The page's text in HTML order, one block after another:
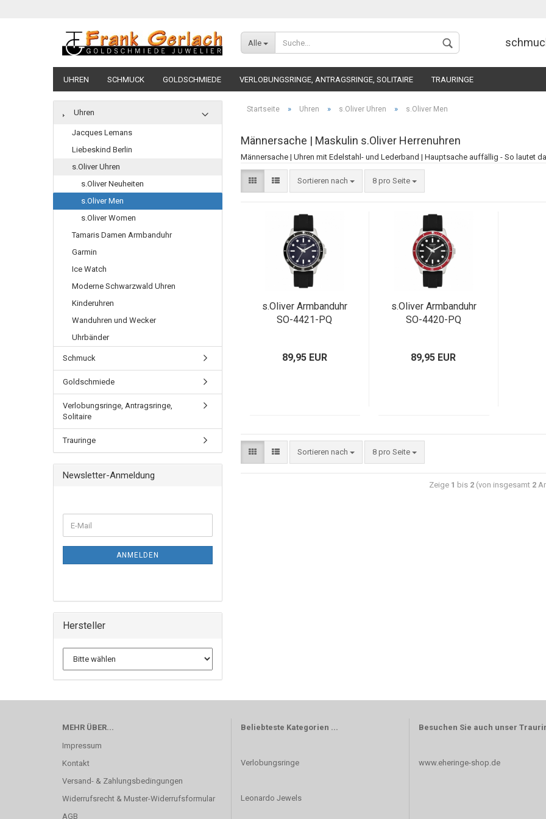
Alle
UHREN SCHMUCK GOLDSCHMIEDE VERLOBUNGSRINGE, ANTRAGSRINGE, SOLITAIRE TRAURINGE
Startseite » Uhren » s.Oliver Uhren » s.Oliver Men
Männersache | Maskulin s.Oliver Herrenuhren
Männersache | Uhren mit Edelstahl- und Lederband | Hauptsache auffällig - So lautet
Sortieren nach 8 pro Seite
s.Oliver Armbanduhr
SO-4421-PQ
89,95 EUR
s.Oliver Armbanduhr
SO-4420-PQ
89,95 EUR
Sortieren nach 8 pro Seite
Zeige 1 bis 2 (von insgesamt 2
Uhren
Jacques Lemans
Liebeskind Berlin
s.Oliver Uhren
s.Oliver Neuheiten
s.Oliver Men
s.Oliver Women
Tamaris Damen Armbanduhr
Garmin
Ice Watch
Moderne Schwarzwald Uhren
Kinderuhren
Wanduhren und Wecker
Uhrbänder
Schmuck
Goldschmiede
Verlobungsringe, Antragsringe,
Solitaire
Trauringe
Newsletter-Anmeldung
ANMELDEN
Hersteller
MEHR ÜBER...
Impressum
Kontakt
Versand- & Zahlungsbedingungen
Widerrufsrecht & Muster-Widerrufsformular
AGB
Beliebteste Kategorien ...
Verlobungsringe
Leonardo Jewels
Besuchen Sie auch unser
www.eheringe-shop.de